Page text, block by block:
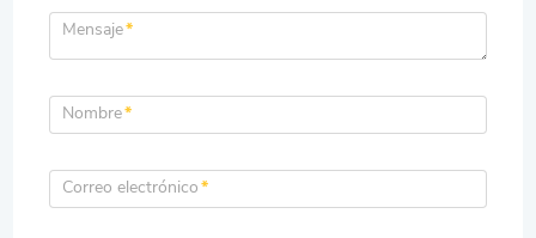
Mensaje*
Nombre*
Correo electrónico*